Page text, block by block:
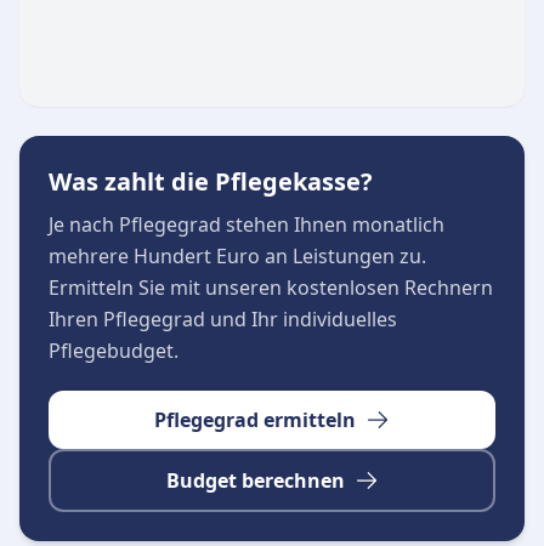
eng mit professionellen Wundschwestern
zusammen. Ein kostenloser Schnuppertag in
der Tagespflege kann nach Absprache genutzt
werden, um den Service unverbindlich
kennenzulernen.
Was zahlt die Pflegekasse?
Je nach Pflegegrad stehen Ihnen monatlich
mehrere Hundert Euro an Leistungen zu.
Ermitteln Sie mit unseren kostenlosen Rechnern
Ihren Pflegegrad und Ihr individuelles
Pflegebudget.
Pflegegrad ermitteln
Budget berechnen